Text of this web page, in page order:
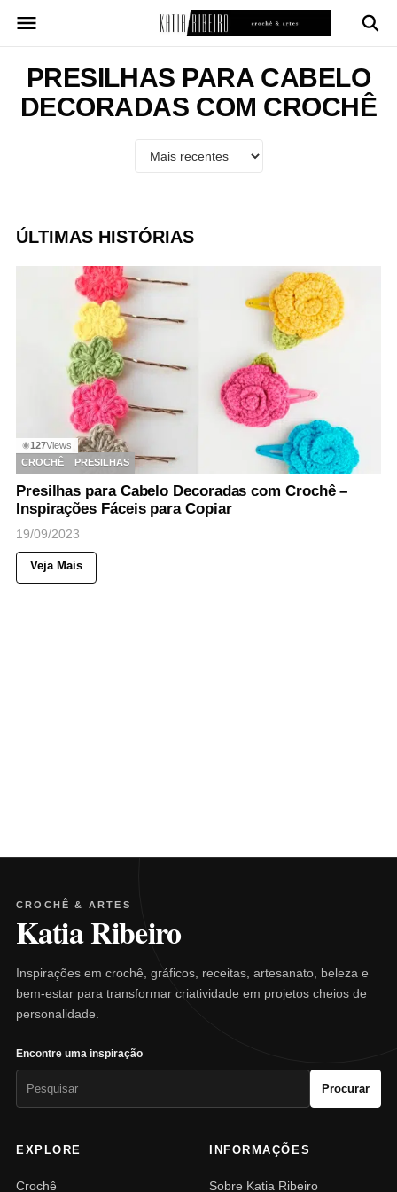
para
conteúdoPRESILHAS PARA CABELO
DECORADAS COM CROCHÊ
ÚLTIMAS HISTÓRIAS
◉127Views
CROCHÊ
PRESILHAS
Presilhas para Cabelo Decoradas com Crochê –
Inspirações Fáceis para Copiar
19/09/2023
Veja Mais
CROCHÊ & ARTES
Katia Ribeiro
Inspirações em crochê, gráficos, receitas, artesanato, beleza e
bem-estar para transformar criatividade em projetos cheios de
personalidade.
Encontre uma inspiração
Procurar
EXPLORE
Crochê
INFORMAÇÕES
Sobre Katia Ribeiro